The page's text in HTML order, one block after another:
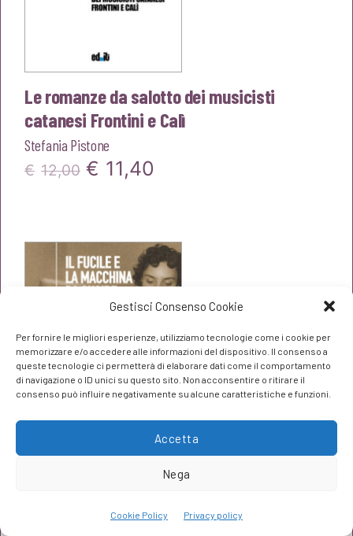
Gestisci Consenso Cookie
Per fornire le migliori esperienze, utilizziamo tecnologie come i cookie per
memorizzare e/o accedere alle informazioni del dispositivo. Il consenso a
queste tecnologie ci permetterà di elaborare dati come il comportamento
di navigazione o ID unici su questo sito. Non acconsentire o ritirare il
consenso può influire negativamente su alcune caratteristiche e funzioni.
Accetta
Nega
Cookie Policy Privacy policy
Le romanze da salotto dei musicisti
catanesi Frontini e Calì
Stefania Pistone
€ 12,00 Il
era:
€12,00.
€ 11,40
è:
€11,40.